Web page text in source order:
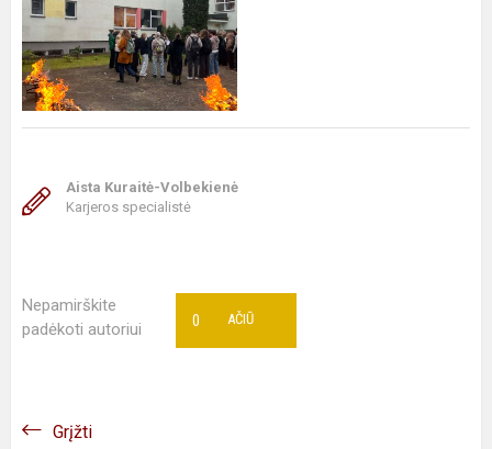
Aista Kuraitė-Volbekienė
Karjeros specialistė
Nepamirškite
padėkoti autoriui
AČIŪ
0
Grįžti